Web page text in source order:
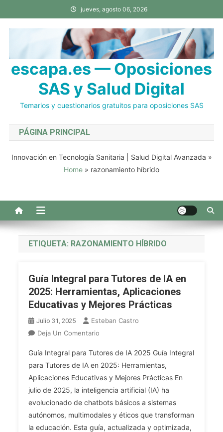
al
contenido
jueves, agosto 06, 2026
escapa.es — Oposiciones
SAS y Salud Digital
Temarios y cuestionarios gratuitos para oposiciones SAS
PÁGINA PRINCIPAL
Innovación en Tecnología Sanitaria | Salud Digital Avanzada »
Home » razonamiento híbrido
ETIQUETA: RAZONAMIENTO HÍBRIDO
Guía Integral para Tutores de IA en
2025: Herramientas, Aplicaciones
Educativas y Mejores Prácticas
Julio 31, 2025
Esteban Castro
Deja Un Comentario
Integral
Para
Tutores
De
IA
En
2025:
Guía Integral para Tutores de IA 2025 Guía Integral
para Tutores de IA en 2025: Herramientas,
Aplicaciones Educativas y Mejores Prácticas En
julio de 2025, la inteligencia artificial (IA) ha
evolucionado de chatbots básicos a sistemas
autónomos, multimodales y éticos que transforman
la educación. Esta guía, actualizada y optimizada,